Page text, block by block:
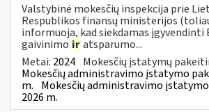
Valstybinė mokesčių inspekcija prie
Respublikos finansų ministerijos
informuoja, kad siekdamas įgyvendinti
gaivinimo iratsparumo...
Metai: 2024 Mokesčių įstatymų
Mokesčių administravimo įstatymo
m. Mokesčių administravimo
2026 m.